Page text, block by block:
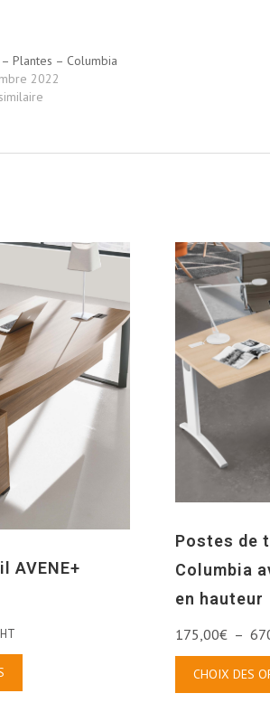
Plantes – Columbia
2022
AVENE+
HT
Postes de
Columbia
en hauteur
175,00€ –
CHOIX DES